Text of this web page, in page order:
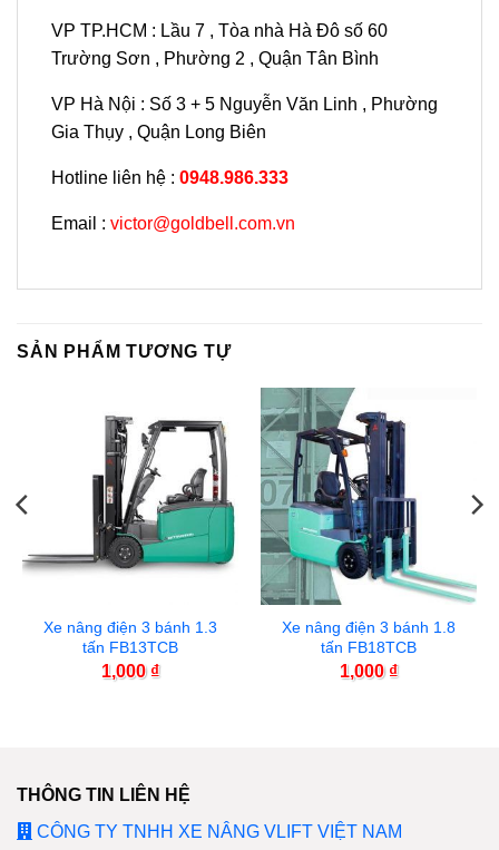
VP TP.HCM : Lầu 7 , Tòa nhà Hà Đô số 60
Trường Sơn , Phường 2 , Quận Tân Bình
VP Hà Nội : Số 3 + 5 Nguyễn Văn Linh , Phường
Gia Thụy , Quận Long Biên
Hotline liên hệ : 0948.986.333
Email : victor@goldbell.com.vn
SẢN PHẨM TƯƠNG TỰ
Xe nâng điện 3 bánh 1.3
tấn FB13TCB
1,000 ₫
Xe nâng điện 3 bánh 1.8
tấn FB18TCB
1,000 ₫
THÔNG TIN LIÊN HỆ
CÔNG TY TNHH XE NÂNG VLIFT VIỆT NAM